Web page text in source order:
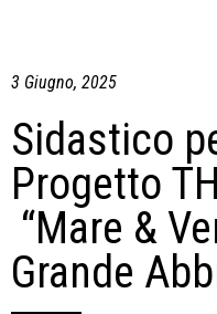
3 Giugno, 2025
Sidastico
Progetto
“Mare &
Grande